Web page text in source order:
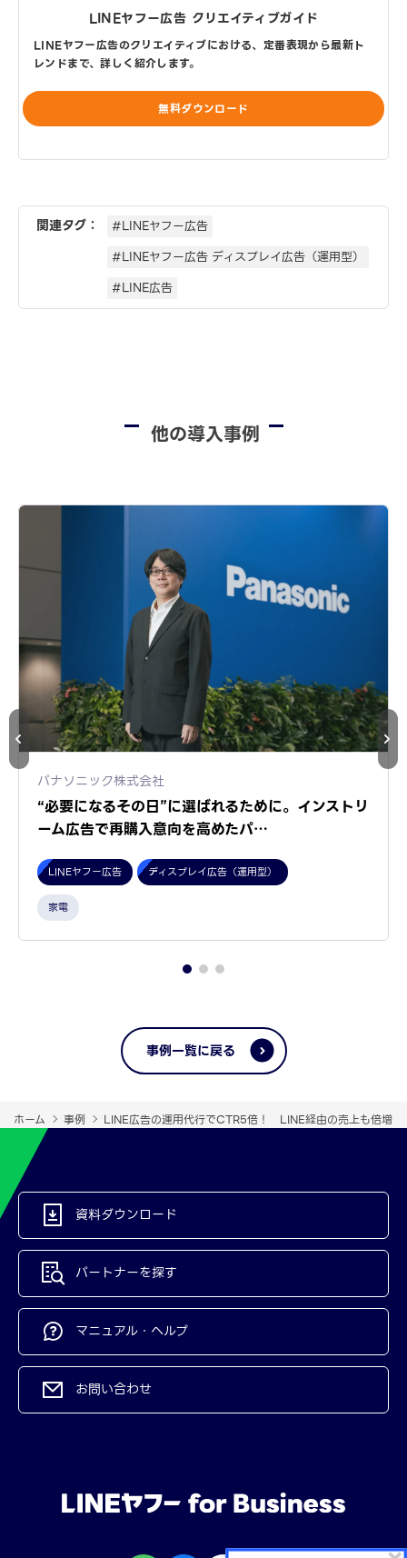
LINEヤフー広告 クリエイティブガイド
LINEヤフー広告のクリエイティブにおける、定番表現から最新ト
レンドまで、詳しく紹介します。
無料ダウンロード
関連タグ：
#LINEヤフー広告
#LINEヤフー広告 ディスプレイ広告（運用型）
#LINE広告
他の導入事例
パナソニック株式会社
“必要になるその日”に選ばれるために。インストリ
ーム広告で再購入意向を高めたパ…
LINEヤフー広告 ディスプレイ広告（運用型）
家電
事例一覧に戻る
ホーム 事例 LINE広告の運用代行でCTR5倍！ LINE経由の売上も倍増し
資料ダウンロード
パートナーを探す
マニュアル・ヘルプ
お問い合わせ